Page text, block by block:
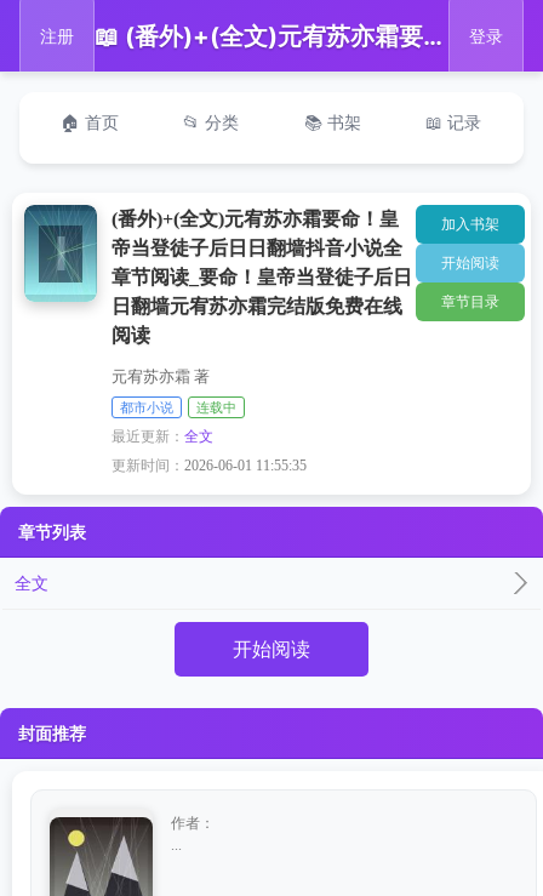
注册 📖 (番外)+(全文)元宥苏亦霜要命！皇帝当登徒子后日日翻墙抖音小说全章节阅读_要命！皇帝当登徒子后日日翻墙元宥苏亦霜完结版免费在线阅读 登录
🏠 首页 📂 分类 📚 书架 📖 记录
(番外)+(全文)元宥苏亦霜要命！皇
帝当登徒子后日日翻墙抖音小说全
章节阅读_要命！皇帝当登徒子后日
日翻墙元宥苏亦霜完结版免费在线
阅读
元宥苏亦霜 著
都市小说 连载中
最近更新：全文
更新时间：2026-06-01 11:55:35
加入书架
开始阅读
章节目录
章节列表
全文
开始阅读
封面推荐
作者：